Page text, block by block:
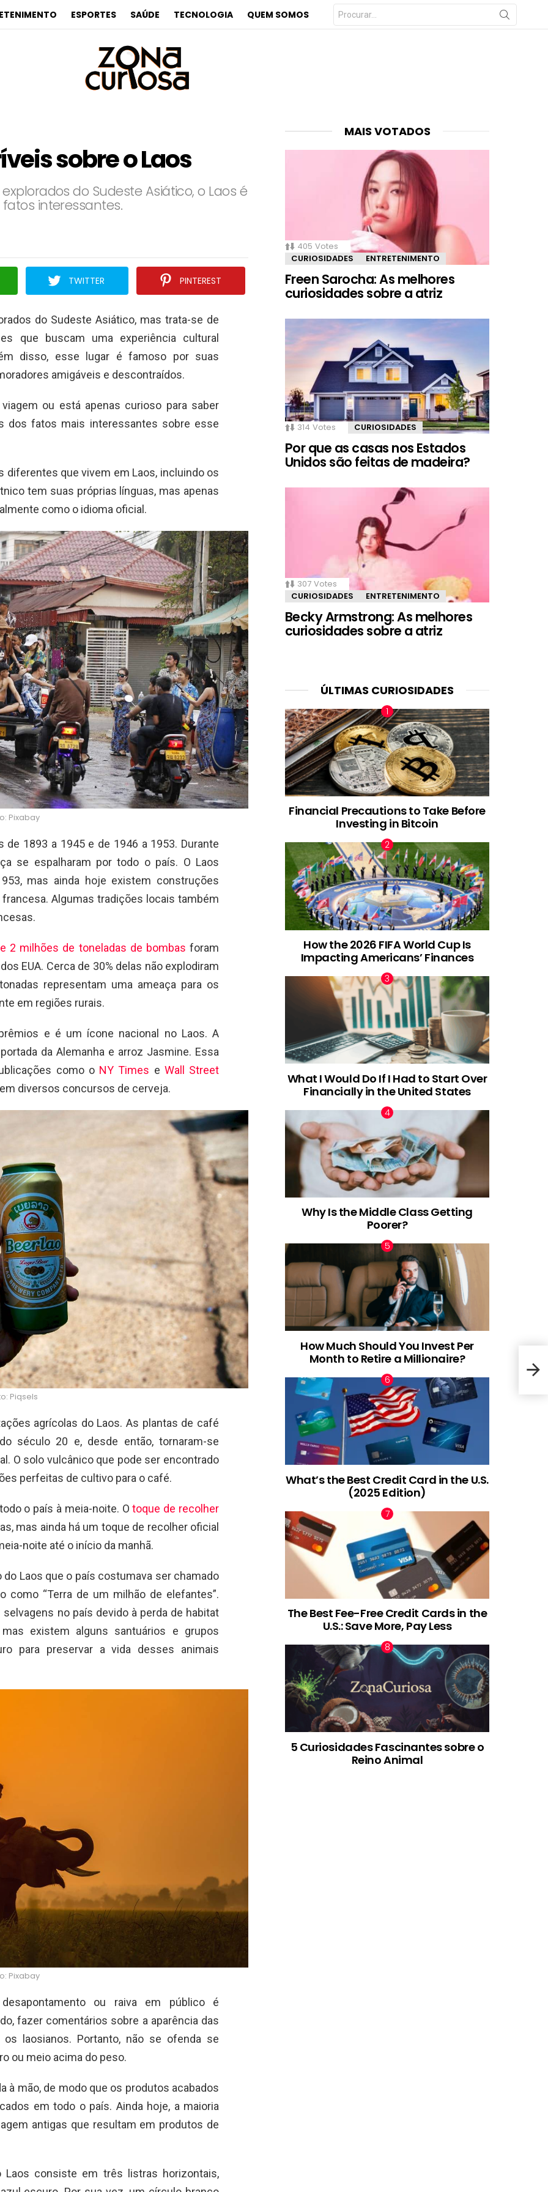
ESPORTES SAÚDE TECNOLOGIA QUEM SOMOS
Procurar
por:
sobre o Laos
do Sudeste Asiático, o Laos é
interessantes.
TWITTER PINTEREST
do Sudeste Asiático, mas trata-se de
que buscam uma experiência cultural
disso, esse lugar é famoso por suas
amigáveis e descontraídos.
ou está apenas curioso para saber
dos fatos mais interessantes sobre esse
que vivem em Laos, incluindo os
tem suas próprias línguas, mas apenas
como o idioma oficial.
Pixabay
1893 a 1945 e de 1946 a 1953. Durante
se espalharam por todo o país. O Laos
mas ainda hoje existem construções
Algumas tradições locais também
2 milhões de toneladas de bombas foram
EUA. Cerca de 30% delas não explodiram
representam uma ameaça para os
em regiões rurais.
e é um ícone nacional no Laos. A
da Alemanha e arroz Jasmine. Essa
como o NY Times e Wall Street
diversos concursos de cerveja.
Piqsels
agrícolas do Laos. As plantas de café
século 20 e, desde então, tornaram-se
O solo vulcânico que pode ser encontrado
perfeitas de cultivo para o café.
o país à meia-noite. Otoque de recolher
mas ainda há um toque de recolher oficial
noite até o início da manhã.
Laos que o país costumava ser chamado
como “Terra de um milhão de elefantes”.
no país devido à perda de habitat
existem alguns santuários e grupos
para preservar a vida desses animais
Pixabay
ou raiva em público é
fazer comentários sobre a aparência das
laosianos. Portanto, não se ofenda se
ou meio acima do peso.
à mão, de modo que os produtos acabados
em todo o país. Ainda hoje, a maioria
antigas que resultam em produtos de
consiste em três listras horizontais,
Por
MAIS VOTADOS
405 Votes
CURIOSIDADES
ENTRETENIMENTO
Freen Sarocha: As melhores
curiosidades sobre a atriz
314 Votes CURIOSIDADES
Por que as casas nos Estados
Unidos são feitas de madeira?
307 Votes
CURIOSIDADES
ENTRETENIMENTO
Becky Armstrong: As melhores
curiosidades sobre a atriz
ÚLTIMAS CURIOSIDADES
Financial Precautions to Take Before
Investing in Bitcoin
How the 2026 FIFA World Cup Is
Impacting Americans’ Finances
What I Would Do If I Had to Start Over
Financially in the United States
Why Is the Middle Class Getting
Poorer?
How Much Should You Invest Per
Month to Retire a Millionaire?
What’s the Best Credit Card in the U.S.
(2025 Edition)
The Best Fee-Free Credit Cards in the
U.S.: Save More, Pay Less
5 Curiosidades Fascinantes sobre o
Reino Animal